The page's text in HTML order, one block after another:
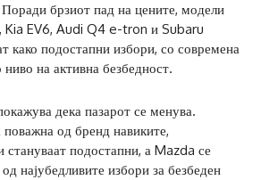
брзиот пад на цените, модели
Kia EV6, Audi Q4 e-tron и Subaru
како подостапни избори, со современа
ниво на активна безбедност.
дека пазарот се менува.
поважна од бренд навиките,
стануваат подостапни, а Mazda се
најубедливите избори за безбеден